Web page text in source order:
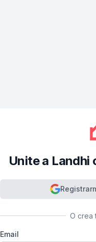
Unite a
O crea
Email